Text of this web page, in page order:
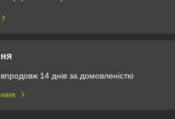
14 днів за домовленістю